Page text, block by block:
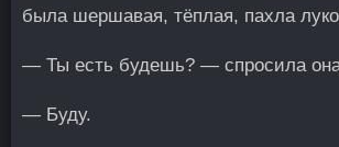
была шершавая, тёплая, пахла
— Ты есть будешь? — спросила
— Буду.